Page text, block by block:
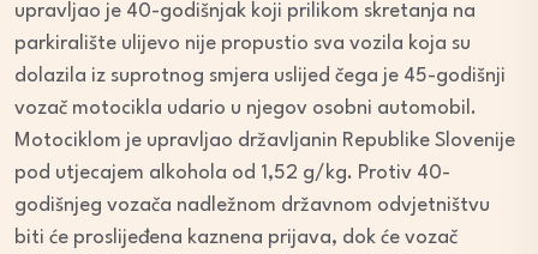
upravljao je 40-godišnjak koji prilikom skretanja na
parkiralište ulijevo nije propustio sva vozila koja su
dolazila iz suprotnog smjera uslijed čega je 45-godišnji
vozač motocikla udario u njegov osobni automobil.
Motociklom je upravljao državljanin Republike Slovenije
pod utjecajem alkohola od 1,52 g/kg. Protiv 40-
godišnjeg vozača nadležnom državnom odvjetništvu
biti će proslijeđena kaznena prijava, dok će vozač